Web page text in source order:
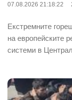
07.08.2026 21:18:22
Екстремните
на европейските
системи в